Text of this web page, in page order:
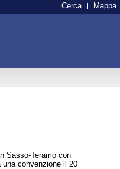
Cerca Mappa
Sasso-Teramo con
convenzione il 20